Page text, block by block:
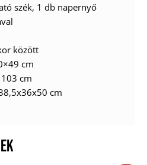
szék, 1 db napernyő
között
cm
cm
cm